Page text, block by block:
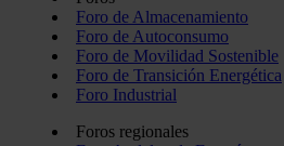
Foro de Almacenamiento
Foro de Autoconsumo
Foro de Movilidad Sostenible
Foro de Transición Energética
Foro Industrial
Foros regionales